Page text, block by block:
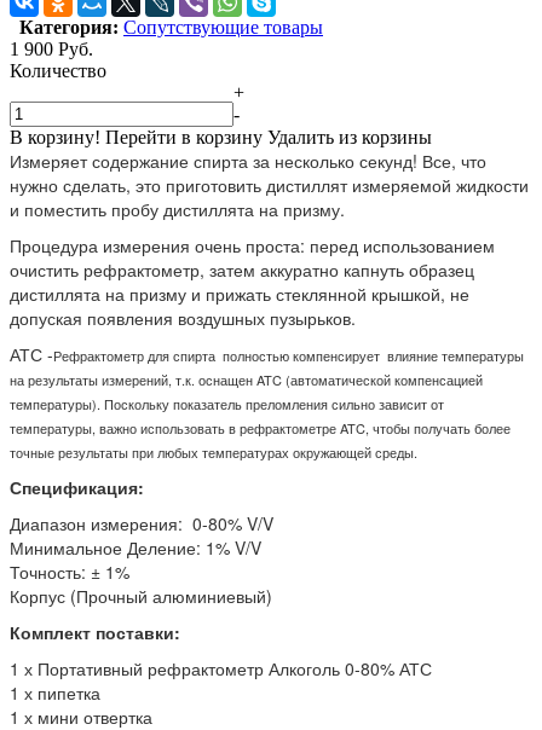
Категория: Сопутствующие товары
1 900 Руб.
Количество
+
-
В корзину! Перейти в корзину Удалить из корзины
Измеряет содержание спирта за несколько секунд! Все, что
нужно сделать, это приготовить дистиллят измеряемой жидкости
и поместить пробу дистиллята на призму.
Процедура измерения очень проста: перед использованием
очистить рефрактометр, затем аккуратно капнуть образец
дистиллята на призму и прижать стеклянной крышкой, не
допуская появления воздушных пузырьков.
АТС -Рефрактометр для спирта полностью компенсирует влияние температуры
на результаты измерений, т.к. оснащен ATC (автоматической компенсацией
температуры). Поскольку показатель преломления сильно зависит от
температуры, важно использовать в рефрактометре ATC, чтобы получать более
точные результаты при любых температурах окружающей среды.
Спецификация:
Диапазон измерения: 0-80% V/V
Минимальное Деление: 1% V/V
Точность: ± 1%
Корпус (Прочный алюминиевый)
Комплект поставки:
1 х Портативный рефрактометр Алкоголь 0-80% АТС
1 х пипетка
1 х мини отвертка